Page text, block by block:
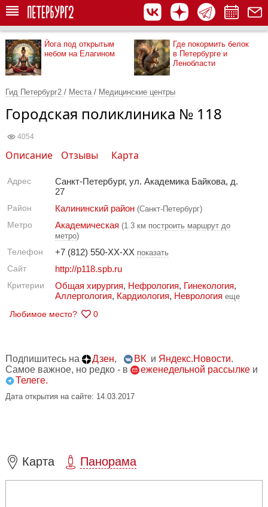
Йога под открытым
небом на Елагином
Где покормить белок
в Петербурге и
Ленобласти
Гид Петербург2 / Места / Медицинские центры
Городская поликлиника № 118
4054
Описание Отзывы Карта
Адрес
Санкт-Петербург, ул. Академика Байкова, д.
27
Район Калининский район (Санкт-Петербург)
Метро Академическая (1.3 км построить маршрут до
метро)
Телефон +7 (812) 550-XX-XX показать
Сайт http://p118.spb.ru
Критерии Общая хирургия, Нефрология, Гинекология,
Аллергология, Кардиология, Неврология еще
Любимое место? 0
Подпишитесь на Дзен, ВК и Яндекс.Новости.
Самое важное, но редко - в
еженедельной рассылке и
Телеге.
Дата открытия на сайте: 14.03.2017
Карта Панорама